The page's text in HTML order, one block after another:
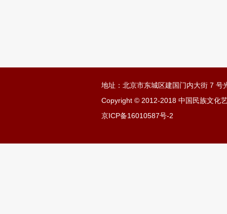
地址：北京市东城区建国门内大街 7 号
Copyright © 2012-2018 中国民族文化
京ICP备16010587号-2